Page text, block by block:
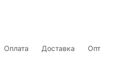
Оплата Доставка Опт